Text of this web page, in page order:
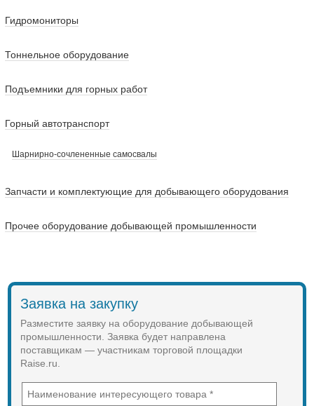
Гидромониторы
Тоннельное оборудование
Подъемники для горных работ
Горный автотранспорт
Шарнирно-сочлененные самосвалы
Запчасти и комплектующие для добывающего оборудования
Прочее оборудование добывающей промышленности
Заявка на закупку
Разместите заявку на оборудование добывающей
промышленности. Заявка будет направлена
поставщикам — участникам торговой площадки
Raise.ru.